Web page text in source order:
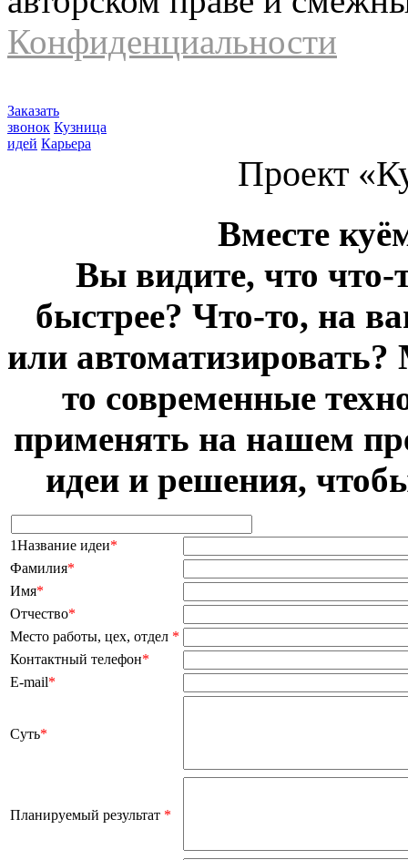
Конфиденциальности
Заказать
звонок Кузница
идей Карьера
Проект
Вместе
Вы видите, что
быстрее? Что-то, на
или
то современные
применять на нашем
идеи и решения,
1Название идеи*
Фамилия*
Имя*
Отчество*
Место работы, цех, отдел *
Контактный телефон*
E-mail*
Суть*
Планируемый результат *